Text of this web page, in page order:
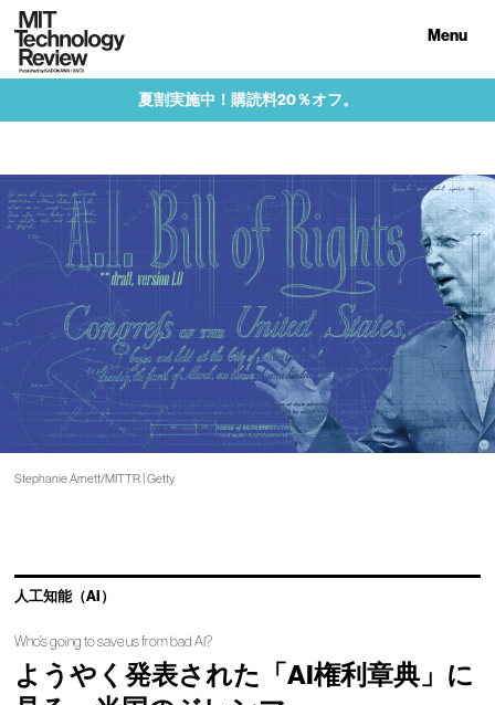
Menu
夏割実施中！購読料20％オフ。
Stephanie Arnett/MITTR | Getty
人工知能（AI）
Who’s going to save us from bad AI?
ようやく発表された「AI権利章典」に